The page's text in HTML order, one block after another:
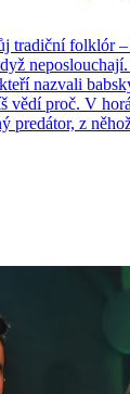
tradiční folklór –
nazvali
vědí proč. V
predátor, z